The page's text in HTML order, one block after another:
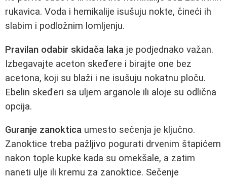
rukavica. Voda i hemikalije isušuju nokte, čineći ih
slabim i podložnim lomljenju.
Pravilan odabir skidača laka je podjednako važan.
Izbegavajte aceton skeđere i birajte one bez
acetona, koji su blaži i ne isušuju nokatnu ploču.
Ebelin skeđeri sa uljem arganole ili aloje su odlična
opcija.
Guranje zanoktica umesto sečenja je ključno.
Zanoktice treba pažljivo pogurati drvenim štapićem
nakon tople kupke kada su omekšale, a zatim
naneti ulje ili kremu za zanoktice. Sečenje